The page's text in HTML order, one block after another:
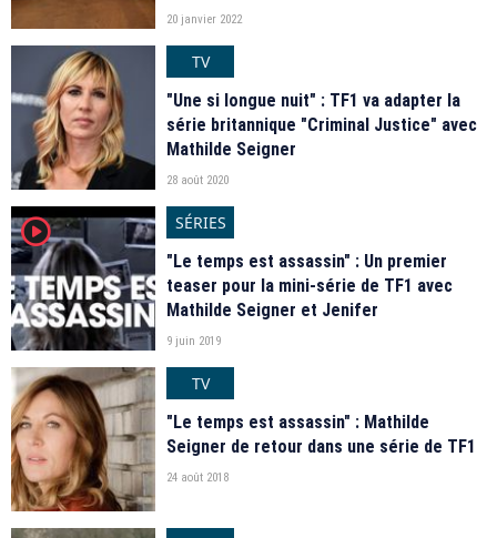
20 janvier 2022
TV
"Une si longue nuit" : TF1 va adapter la
série britannique "Criminal Justice" avec
Mathilde Seigner
28 août 2020
player2
SÉRIES
"Le temps est assassin" : Un premier
teaser pour la mini-série de TF1 avec
Mathilde Seigner et Jenifer
9 juin 2019
TV
"Le temps est assassin" : Mathilde
Seigner de retour dans une série de TF1
24 août 2018